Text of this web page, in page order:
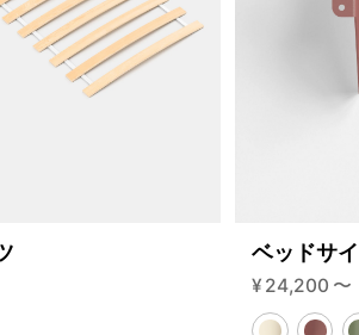
ベッドサ
¥ 24,200 〜